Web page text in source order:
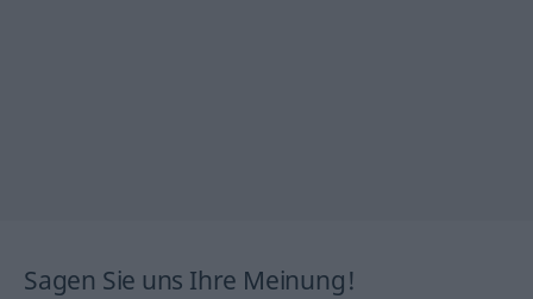
Sagen Sie uns Ihre Meinung!